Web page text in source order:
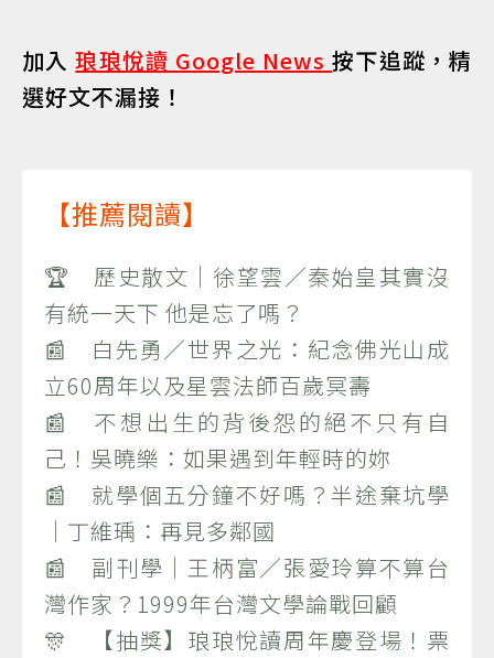
加入琅琅悅讀 Google News按下追蹤，精
選好文不漏接！
【推薦閱讀】
🏆 歷史散文｜徐望雲／秦始皇其實沒
有統一天下 他是忘了嗎？
📰 白先勇／世界之光：紀念佛光山成
立60周年以及星雲法師百歲冥壽
📰 不想出生的背後怨的絕不只有自
己！吳曉樂：如果遇到年輕時的妳
📰 就學個五分鐘不好嗎？半途棄坑學
｜丁維瑀：再見多鄰國
📰 副刊學｜王柄富／張愛玲算不算台
灣作家？1999年台灣文學論戰回顧
🎊 【抽獎】琅琅悅讀周年慶登場！票